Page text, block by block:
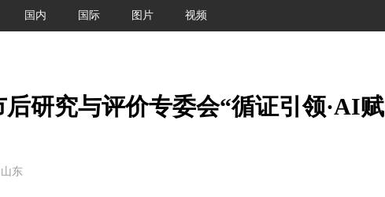
国内 国际 图片 视频
研究与评价专委会“循证引领·AI赋
东